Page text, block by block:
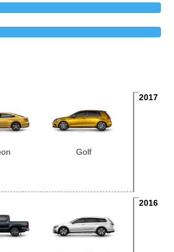
2017
Golf
2016